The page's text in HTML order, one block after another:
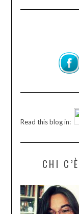
Read this blog in:
CHI